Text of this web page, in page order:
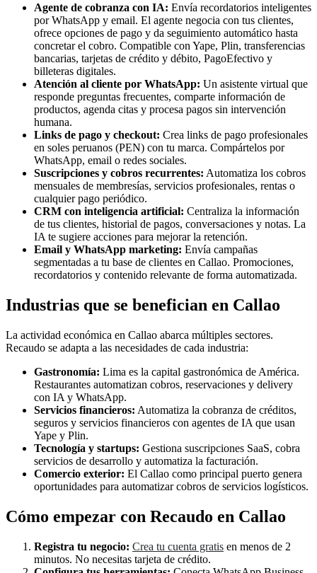
Agente de cobranza con IA: Envía recordatorios inteligentes
por WhatsApp y email. El agente negocia con tus clientes,
ofrece opciones de pago y da seguimiento automático hasta
concretar el cobro. Compatible con Yape, Plin, transferencias
bancarias, tarjetas de crédito y débito, PagoEfectivo y
billeteras digitales.
Atención al cliente por WhatsApp: Un asistente virtual que
responde preguntas frecuentes, comparte información de
productos, agenda citas y procesa pagos sin intervención
humana.
Links de pago y checkout: Crea links de pago profesionales
en soles peruanos (PEN) con tu marca. Compártelos por
WhatsApp, email o redes sociales.
Suscripciones y cobros recurrentes: Automatiza los cobros
mensuales de membresías, servicios profesionales, rentas o
cualquier pago periódico.
CRM con inteligencia artificial: Centraliza la información
de tus clientes, historial de pagos, conversaciones y notas. La
IA te sugiere acciones para mejorar la retención.
Email y WhatsApp marketing: Envía campañas
segmentadas a tu base de clientes en Callao. Promociones,
recordatorios y contenido relevante de forma automatizada.
Industrias que se benefician en Callao
La actividad económica en Callao abarca múltiples sectores.
Recaudo se adapta a las necesidades de cada industria:
Gastronomía: Lima es la capital gastronómica de América.
Restaurantes automatizan cobros, reservaciones y delivery
con IA y WhatsApp.
Servicios financieros: Automatiza la cobranza de créditos,
seguros y servicios financieros con agentes de IA que usan
Yape y Plin.
Tecnología y startups: Gestiona suscripciones SaaS, cobra
servicios de desarrollo y automatiza la facturación.
Comercio exterior: El Callao como principal puerto genera
oportunidades para automatizar cobros de servicios logísticos.
Cómo empezar con Recaudo en Callao
Registra tu negocio: Crea tu cuenta gratis en menos de 2
minutos. No necesitas tarjeta de crédito.